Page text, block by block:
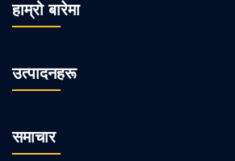
हाम्रो बारेमा
उत्पादनहरू
समाचार